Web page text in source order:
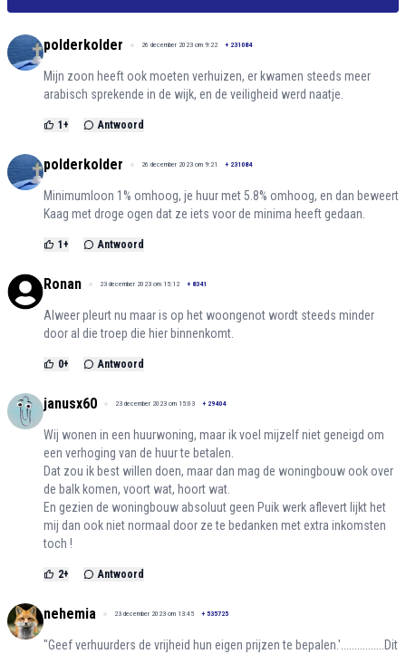
polderkolder 26 december 2023 om 9:22 + 231084
Mijn zoon heeft ook moeten verhuizen, er kwamen steeds meer
arabisch sprekende in de wijk, en de veiligheid werd naatje.
1 + Antwoord
polderkolder 26 december 2023 om 9:21 + 231084
Minimumloon 1% omhoog, je huur met 5.8% omhoog, en dan beweert
Kaag met droge ogen dat ze iets voor de minima heeft gedaan.
1 + Antwoord
Ronan 23 december 2023 om 15:12 + 8341
Alweer pleurt nu maar is op het woongenot wordt steeds minder
door al die troep die hier binnenkomt.
0+ Antwoord
janusx60 23 december 2023 om 15:03 + 29404
Wij wonen in een huurwoning, maar ik voel mijzelf niet geneigd om
een verhoging van de huur te betalen.
Dat zou ik best willen doen, maar dan mag de woningbouw ook over
de balk komen, voort wat, hoort wat.
En gezien de woningbouw absoluut geen Puik werk aflevert lijkt het
mij dan ook niet normaal door ze te bedanken met extra inkomsten
toch !
2+ Antwoord
nehemia 23 december 2023 om 13:45 + 535725
"Geef verhuurders de vrijheid hun eigen prijzen te bepalen.'................Dit